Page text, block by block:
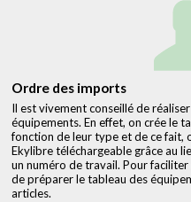
Ordre des imports
Il est vivement conseillé de
équipements. En effet, on crée le
fonction de leur type et de ce fait,
Ekylibre téléchargeable grâce au
un numéro de travail. Pour
de préparer le tableau des
articles.